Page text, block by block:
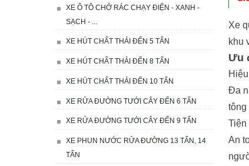
XE Ô TÔ CHỞ RÁC CHẠY ĐIỆN - XANH -
SẠCH - ...
XE HÚT CHẤT THẢI ĐẾN 5 TẤN
XE HÚT CHẤT THẢI ĐẾN 8 TẤN
XE HÚT CHẤT THẢI ĐẾN 10 TẤN
XE RỬA ĐƯỜNG TƯỚI CÂY ĐẾN 6 TẤN
XE RỬA ĐƯỜNG TƯỚI CÂY ĐẾN 9 TẤN
XE PHUN NƯỚC RỬA ĐƯỜNG 13 TẤN, 14
TẤN
Xe
khu
Ưu
Đa
tông
Tiện
An